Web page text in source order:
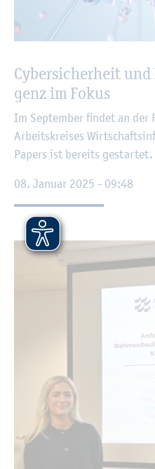
Cy­ber­si­cher­heit
genz im Fokus
Im Sep­tem­ber fin­det an der
Ar­beits­krei­ses
Pa­pers ist be­reits ge­star­tet.
08. Ja­nu­ar 2025 - 09:48